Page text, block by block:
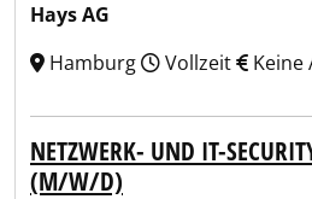
Hays AG
Hamburg
Vollzeit Keine
NETZWERK- UND IT-
(M/W/D)